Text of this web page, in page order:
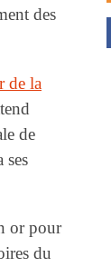
des
de la
de
ses
or pour
du